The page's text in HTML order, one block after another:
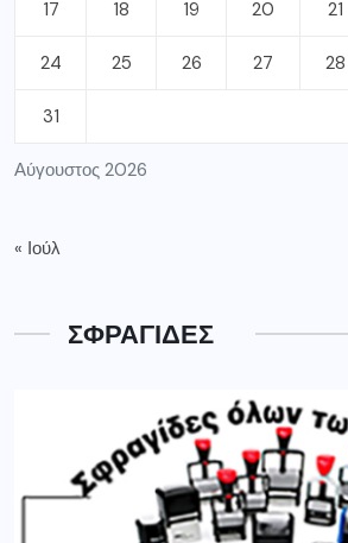
Αύγουστος 2026
17 18 19 20 21
24 25 26 27 28
31
« Ιούλ
ΣΦΡΑΓΙΔΕΣ